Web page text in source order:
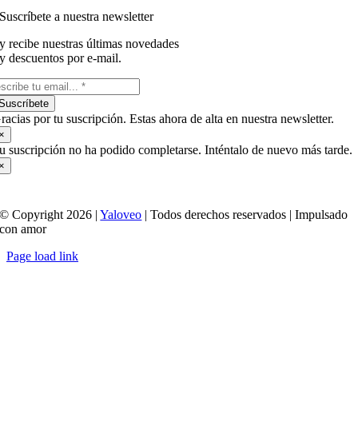
Suscríbete a nuestra newsletter
y recibe nuestras últimas novedades
y descuentos por e-mail.
por tu suscripción. Estas ahora de alta en nuestra newsletter.
suscripción no ha podido completarse. Inténtalo de nuevo más tarde.
© Copyright 2026 |Yaloveo | Todos derechos reservados | Impulsado
con amor
Page load link